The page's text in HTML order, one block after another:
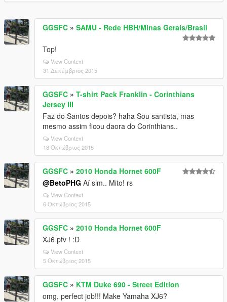
GGSFC » SAMU - Rede HBH/Minas Gerais/Brasil
Top!
View Context
31 Δεκέμβριος 2015
GGSFC » T-shirt Pack Franklin - Corinthians
Jersey III
Faz do Santos depois? haha Sou santista, mas
mesmo assim ficou daora do Corinthians..
View Context
18 Οκτώβριος 2015
GGSFC » 2010 Honda Hornet 600F
@BetoPHG Aí sim.. Mito! rs
View Context
6 Οκτώβριος 2015
GGSFC » 2010 Honda Hornet 600F
XJ6 pfv ! :D
View Context
5 Οκτώβριος 2015
GGSFC » KTM Duke 690 - Street Edition
omg, perfect job!!! Make Yamaha XJ6?